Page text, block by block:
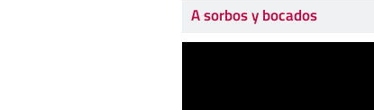
A sorbos y bocados